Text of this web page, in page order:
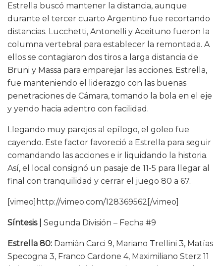
Estrella buscó mantener la distancia, aunque
durante el tercer cuarto Argentino fue recortando
distancias. Lucchetti, Antonelli y Aceituno fueron la
columna vertebral para establecer la remontada. A
ellos se contagiaron dos tiros a larga distancia de
Bruni y Massa para emparejar las acciones. Estrella,
fue manteniendo el liderazgo con las buenas
penetraciones de Cámara, tomando la bola en el eje
y yendo hacia adentro con facilidad.
Llegando muy parejos al epílogo, el goleo fue
cayendo. Este factor favoreció a Estrella para seguir
comandando las acciones e ir liquidando la historia.
Así, el local consignó un pasaje de 11-5 para llegar al
final con tranquilidad y cerrar el juego 80 a 67.
[vimeo]http://vimeo.com/128369562[/vimeo]
Síntesis | Segunda División – Fecha #9
Estrella 80: Damián Carci 9, Mariano Trellini 3, Matías
Specogna 3, Franco Cardone 4, Maximiliano Sterz 11